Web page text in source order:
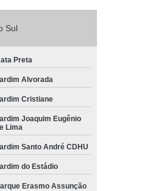
Sul
Preta
Alvorada
Cristiane
Joaquim Eugênio
Lima
Santo André CDHU
do Estádio
Erasmo Assunção